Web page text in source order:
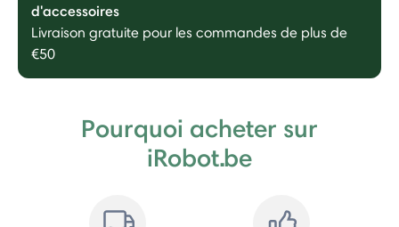
d'accessoires
Livraison gratuite pour les commandes de plus de
€50
Pourquoi acheter sur
iRobot.be